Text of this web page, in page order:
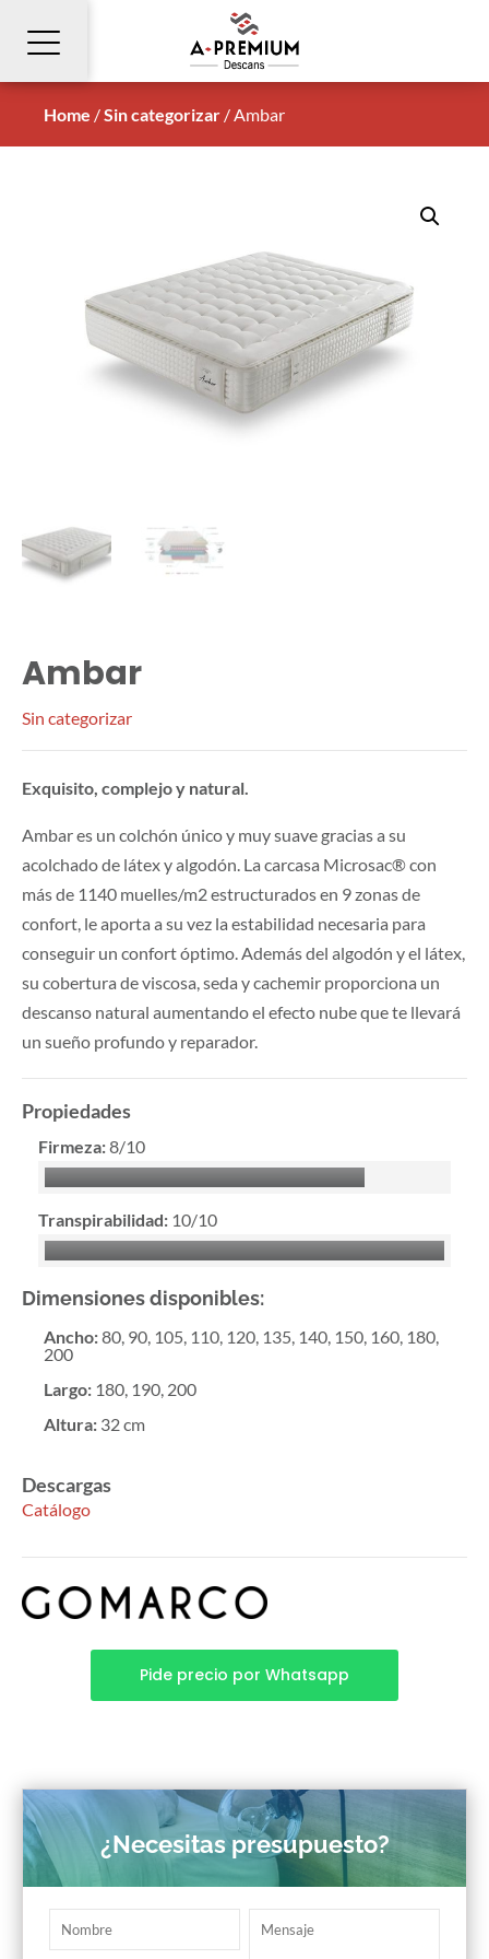
Home /Sin categorizar /Ambar
Ambar
Sin categorizar
Exquisito, complejo y natural.
Ambar es un colchón único y muy suave gracias a su
acolchado de látex y algodón. La carcasa Microsac® con
más de 1140 muelles/m2 estructurados en 9 zonas de
confort, le aporta a su vez la estabilidad necesaria para
conseguir un confort óptimo. Además del algodón y el látex,
su cobertura de viscosa, seda y cachemir proporciona un
descanso natural aumentando el efecto nube que te llevará
un sueño profundo y reparador.
Propiedades
Firmeza:8/10
Transpirabilidad: 10/10
Dimensiones disponibles:
Ancho:80, 90, 105, 110, 120, 135, 140, 150, 160, 180,
200
Largo: 180, 190, 200
Altura: 32 cm
Descargas
Catálogo
Pide precio por Whatsapp
¿Necesitas presupuesto?